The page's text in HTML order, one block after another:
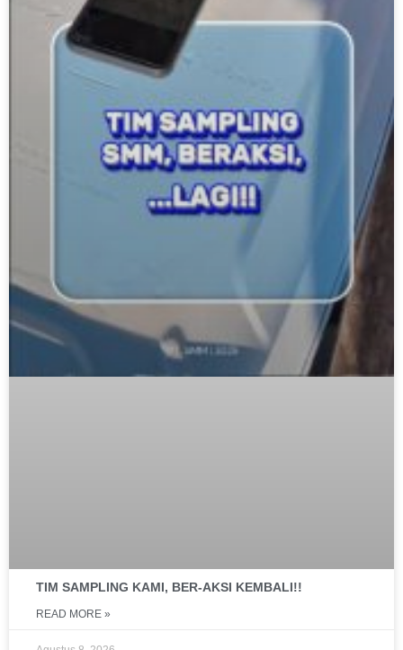
TIM SAMPLING KAMI, BER-AKSI KEMBALI!!
READ MORE »